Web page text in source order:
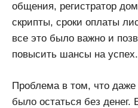
общения, регистратор
скрипты, сроки оплаты
все это было важно и
повысить шансы на успех.
Проблема в том, что
было остаться без денег.